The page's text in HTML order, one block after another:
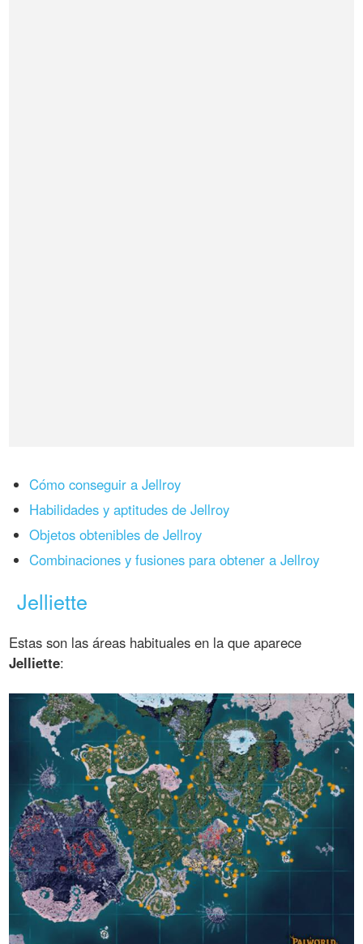
Cómo conseguir a Jellroy
Habilidades y aptitudes de Jellroy
Objetos obtenibles de Jellroy
Combinaciones y fusiones para obtener a Jellroy
Jelliette
Estas son las áreas habituales en la que aparece
Jelliette: